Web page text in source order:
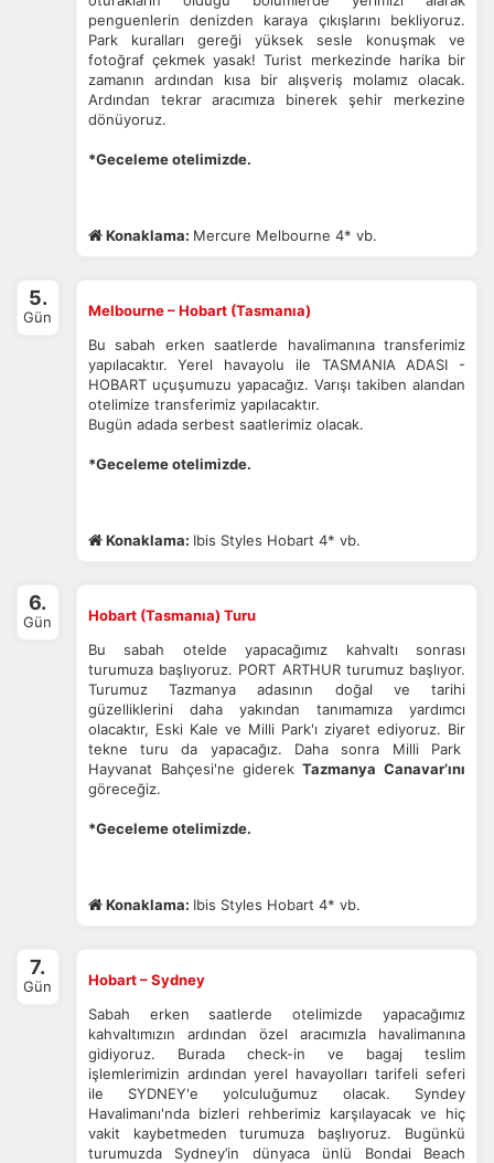
penguenlerin denizden karaya çıkışlarını bekliyoruz.
Park kuralları gereği yüksek sesle konuşmak ve
fotoğraf çekmek yasak! Turist merkezinde harika bir
zamanın ardından kısa bir alışveriş molamız olacak.
Ardından tekrar aracımıza binerek şehir merkezine
dönüyoruz.
*Geceleme otelimizde.
Konaklama: Mercure Melbourne 4* vb.
5.
Gün
Melbourne – Hobart (Tasmanıa)
Bu sabah erken saatlerde havalimanına transferimiz
yapılacaktır. Yerel havayolu ile TASMANIA ADASI -
HOBART uçuşumuzu yapacağız. Varışı takiben alandan
otelimize transferimiz yapılacaktır.
Bugün adada serbest saatlerimiz olacak.
*Geceleme otelimizde.
Konaklama: Ibis Styles Hobart 4* vb.
6.
Gün
Hobart (Tasmanıa) Turu
Bu sabah otelde yapacağımız kahvaltı sonrası
turumuza başlıyoruz. PORT ARTHUR turumuz başlıyor.
Turumuz Tazmanya adasının doğal ve tarihi
güzelliklerini daha yakından tanımamıza yardımcı
olacaktır, Eski Kale ve Milli Park'ı ziyaret ediyoruz. Bir
tekne turu da yapacağız. Daha sonra Milli Park
Hayvanat Bahçesi'ne giderek Tazmanya Canavar’ını
göreceğiz.
*Geceleme otelimizde.
Konaklama: Ibis Styles Hobart 4* vb.
7.
Gün
Hobart – Sydney
Sabah erken saatlerde otelimizde yapacağımız
kahvaltımızın ardından özel aracımızla havalimanına
gidiyoruz. Burada check-in ve bagaj teslim
işlemlerimizin ardından yerel havayolları tarifeli seferi
ile SYDNEY'e yolculuğumuz olacak. Syndey
Havalimanı'nda bizleri rehberimiz karşılayacak ve hiç
vakit kaybetmeden turumuza başlıyoruz. Bugünkü
turumuzda Sydney’in dünyaca ünlü Bondai Beach